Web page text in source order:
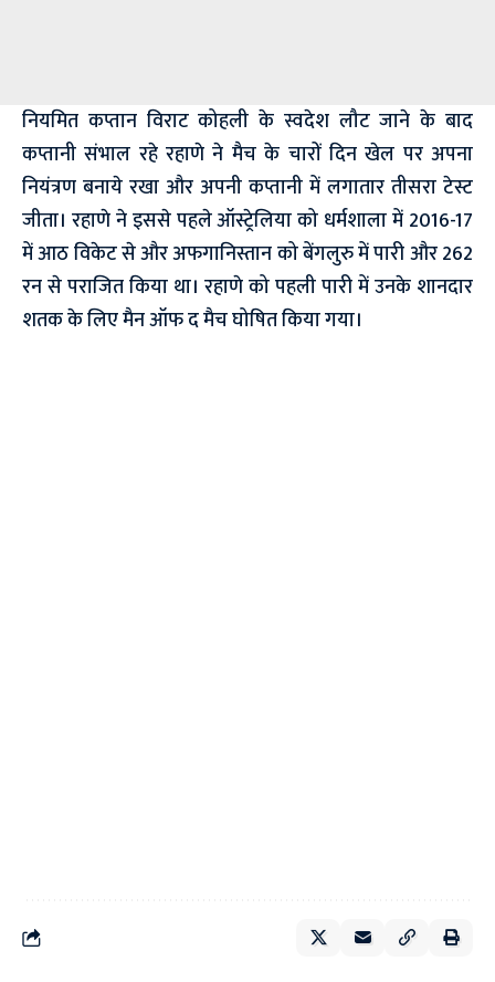
नियमित कप्तान विराट कोहली के स्वदेश लौट जाने के बाद
कप्तानी संभाल रहे रहाणे ने मैच के चारों दिन खेल पर अपना
नियंत्रण बनाये रखा और अपनी कप्तानी में लगातार तीसरा टेस्ट
जीता। रहाणे ने इससे पहले ऑस्ट्रेलिया को धर्मशाला में 2016-17
में आठ विकेट से और अफगानिस्तान को बेंगलुरु में पारी और 262
रन से पराजित किया था। रहाणे को पहली पारी में उनके शानदार
शतक के लिए मैन ऑफ द मैच घोषित किया गया।